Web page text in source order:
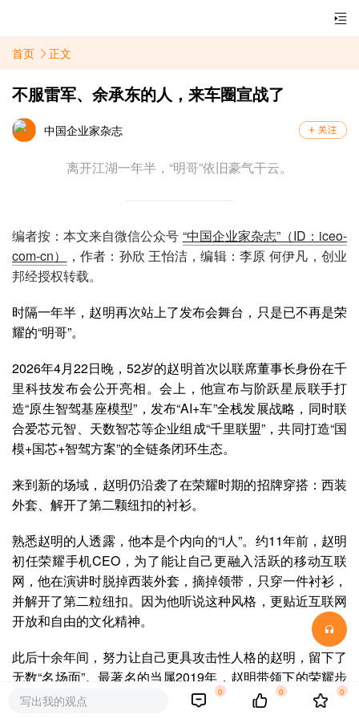
首页 正文
不服雷军、余承东的人，来车圈宣战了
中国企业家杂志
离开江湖一年半，“明哥”依旧豪气干云。
编者按：本文来自微信公众号 “中国企业家杂志”（ID：iceo-
com-cn）
，作者：孙欣 王怡洁，编辑：李原 何伊凡 ，创业
邦经授权转载。
时隔一年半，赵明再次站上了发布会舞台，只是已不再是荣
耀的“明哥”。
2026年4月22日晚，52岁的赵明首次以联席董事长身份在千
里科技发布会公开亮相。会上，他宣布与阶跃星辰联手打
造“原生智驾基座模型”，发布“AI+车”全栈发展战略，同时联
合爱芯元智、天数智芯等企业组成“千里联盟”，共同打造“国
模+国芯+智驾方案”的全链条闭环生态。
来到新的场域，赵明仍沿袭了在荣耀时期的招牌穿搭：西装
外套、解开了第二颗纽扣的衬衫。
熟悉赵明的人透露，他本是个内向的“i人”。 约11年前，赵明
初任荣耀手机CEO，为了能让自己更融入活跃的移动互联
网，他在演讲时脱掉西装外套，摘掉领带，只穿一件衬衫，
并解开了第二粒纽扣。因为他听说这种风格，更贴近互联网
开放和自由的文化精神。
此后十余年间，努力让自己更具攻击性人格的赵明，留下了
无数“名场面”。最著名的当属2019年，赵明带领下的荣耀步
步追击小米，让雷军在发布会上喊出了经典台词：“生死看
写出我的观点
0 0 0